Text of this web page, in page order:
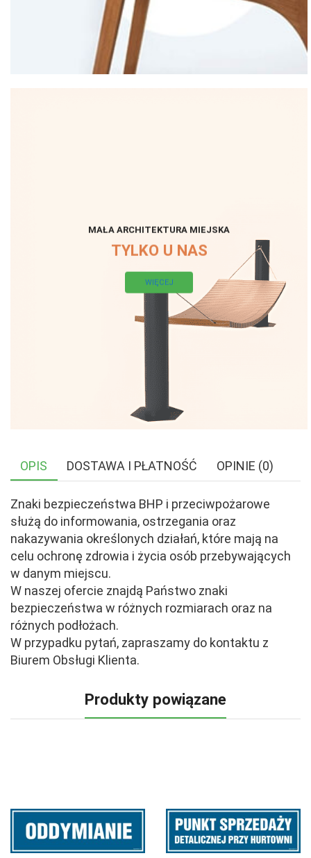
MAŁA ARCHITEKTURA MIEJSKA
TYLKO U NAS
WIĘCEJ
OPIS DOSTAWA I PŁATNOŚĆ OPINIE (0)
Znaki bezpieczeństwa BHP i przeciwpożarowe
służą do informowania, ostrzegania oraz
nakazywania określonych działań, które mają na
celu ochronę zdrowia i życia osób przebywających
w danym miejscu.
W naszej ofercie znajdą Państwo znaki
bezpieczeństwa w różnych rozmiarach oraz na
różnych podłożach.
W przypadku pytań, zapraszamy do kontaktu z
Biurem Obsługi Klienta.
Produkty powiązane